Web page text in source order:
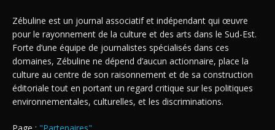
Zébuline est un journal associatif et indépendant qui œuvre
pour le rayonnement de la culture et des arts dans le Sud-Est.
Forte d’une équipe de journalistes spécialisés dans ces
domaines, Zébuline ne dépend d’aucun actionnaire, place la
culture au centre de son raisonnement et de sa construction
éditoriale tout en portant un regard critique sur les politiques
environnementales, culturelles, et les discriminations.